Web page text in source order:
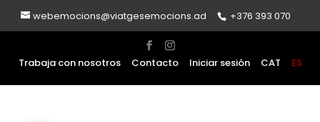
webemocions@viatgesemocions.ad +376 393 070
Trabaja con nosotros Contacto Iniciar sesión CAT ES